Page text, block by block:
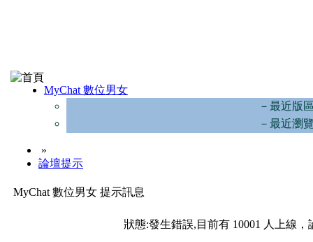
MyChat 數位男女
－最近版
－最近瀏
»
論壇提示
MyChat 數位男女 提示訊息
狀態:發生錯誤,目前有 10001 人上線